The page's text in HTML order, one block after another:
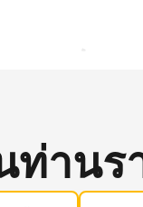
ท่านร